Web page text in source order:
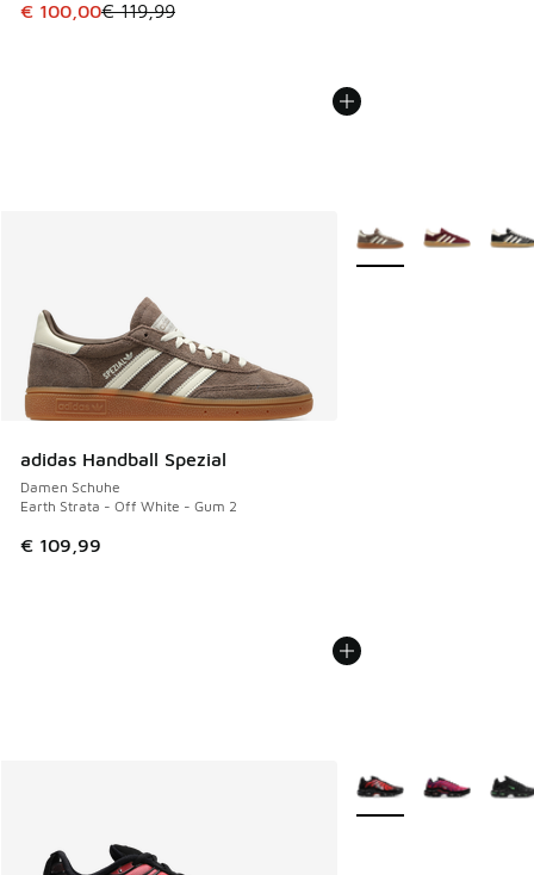
Dieser Artikel ist im Sale. Der Preis ist von € 119,99 auf €
€ 100,00€ 119,99
adidas Handball Spezial
Damen Schuhe
Earth Strata - Off White - Gum 2
€ 109,99
Weitere Farben
Weitere Farben